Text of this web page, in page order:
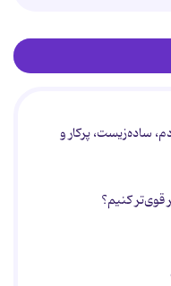
ساده‌زیست، پرکار و